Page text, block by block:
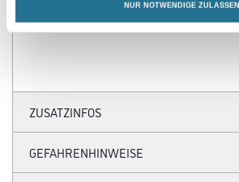
NUR NOTWENDIGE ZULASSEN
- Verrottungsfest, dimensionsstabil
- Rissüberbrückend
ZUSATZINFOS
GEFAHRENHINWEISE